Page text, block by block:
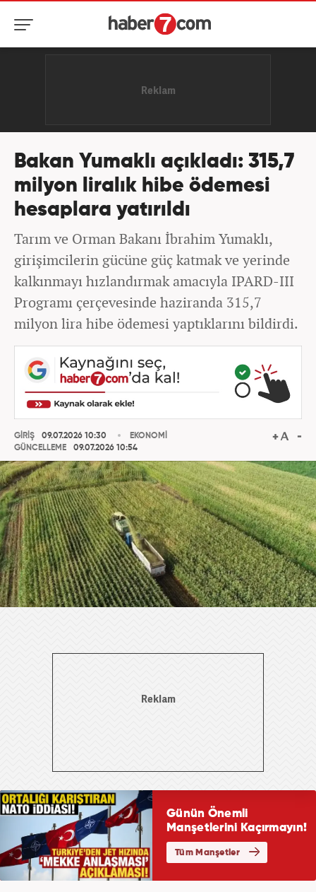
Bakan Yumaklı açıkladı: 315,7
milyon liralık hibe ödemesi
hesaplara yatırıldı
Tarım ve Orman Bakanı İbrahim Yumaklı,
girişimcilerin gücüne güç katmak ve yerinde
kalkınmayı hızlandırmak amacıyla IPARD-III
Programı çerçevesinde haziranda 315,7
milyon lira hibe ödemesi yaptıklarını bildirdi.
GİRİŞ
09.07.2026 10:30
GÜNCELLEME
09.07.2026 10:54
EKONOMİ